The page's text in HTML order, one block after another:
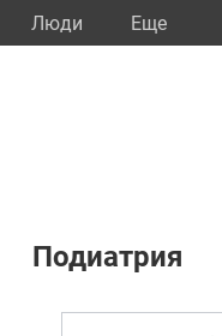
Люди Eще
Подиатрия